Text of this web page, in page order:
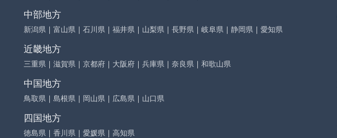
中部地方
新潟県 ｜ 富山県 ｜ 石川県 ｜ 福井県 ｜ 山梨県 ｜ 長野県 ｜ 岐阜県 ｜ 静岡県 ｜ 愛知県
近畿地方
三重県 ｜ 滋賀県 ｜ 京都府 ｜ 大阪府 ｜ 兵庫県 ｜ 奈良県 ｜ 和歌山県
中国地方
鳥取県 ｜ 島根県 ｜ 岡山県 ｜ 広島県 ｜ 山口県
四国地方
徳島県 ｜ 香川県 ｜ 愛媛県 ｜ 高知県